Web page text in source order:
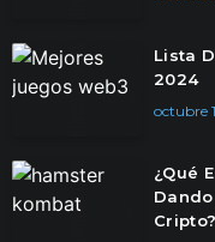
Lista
2024
octubre
¿Qué
Cripto?